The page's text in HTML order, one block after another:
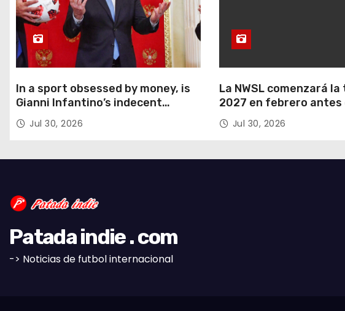
n
d
e
e
n
a
a
In a sport obsessed by money, is
Gianni Infantino’s indecent
proposal really such a surprise?
Jul 30, 2026
La NWSL comenzará
2027 en febrero antes
Mundial Femenina del
verano.
Jul 30, 2026
Patada indie . com
-> Noticias de futbol internacional